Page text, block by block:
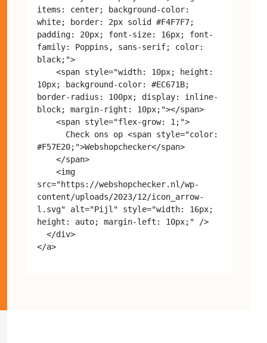
items: center; background-color:
white; border: 2px solid #F4F7F7;
padding: 20px; font-size: 16px; font-
family: Poppins, sans-serif; color:
black;">
10px; background-color: #EC671B;
border-radius: 100px; display: inline-
block; margin-right: 10px;"></span>
#F57E20;">Webshopchecker</span>
src="https://webshopchecker.nl/wp-
content/uploads/2023/12/icon_arrow-
l.svg" alt="Pijl" style="width: 16px;
height: auto; margin-left: 10px;" />